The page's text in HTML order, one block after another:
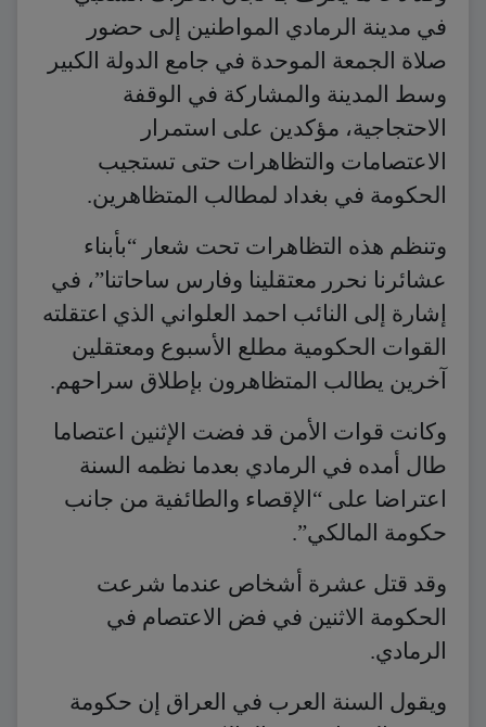
في مدينة الرمادي المواطنين إلى حضور
صلاة الجمعة الموحدة في جامع الدولة الكبير
وسط المدينة والمشاركة في الوقفة
الاحتجاجية، مؤكدين على استمرار
الاعتصامات والتظاهرات حتى تستجيب
الحكومة في بغداد لمطالب المتظاهرين.
وتنظم هذه التظاهرات تحت شعار “بأبناء
عشائرنا نحرر معتقلينا وفارس ساحاتنا”، في
إشارة إلى النائب احمد العلواني الذي اعتقلته
القوات الحكومية مطلع الأسبوع ومعتقلين
آخرين يطالب المتظاهرون بإطلاق سراحهم.
وكانت قوات الأمن قد فضت الإثنين اعتصاما
طال أمده في الرمادي بعدما نظمه السنة
اعتراضا على “الإقصاء والطائفية من جانب
حكومة المالكي”.
وقد قتل عشرة أشخاص عندما شرعت
الحكومة الاثنين في فض الاعتصام في
الرمادي.
ويقول السنة العرب في العراق إن حكومة